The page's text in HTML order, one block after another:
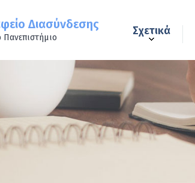
Διασύνδεσης
Πανεπιστήμιο
Σχετικά